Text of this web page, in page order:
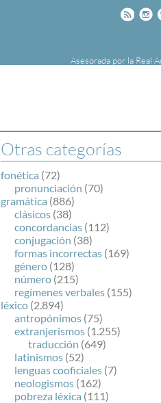
Rss
Asesorada por la Real
la Agencia Efe y la Real
cuyo objetivo es colaborar con
español en los medios de
Internet.
Otras categorías
fonética (72)
pronunciación (70)
gramática (886)
clásicos (38)
concordancias (112)
conjugación (38)
formas incorrectas (169)
género (128)
número (215)
regímenes verbales (155)
léxico (2.894)
antropónimos (75)
extranjerismos (1.255)
traducción (649)
latinismos (52)
lenguas cooficiales (7)
neologismos (162)
pobreza léxica (111)